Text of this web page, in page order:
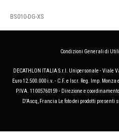
BS010-DG-XS
Condizioni Generali di
DECATHLON ITALIA S.r.l. Unipersonale - Viale
Euro 12.500.000 i.v. - C.F. e Iscr. Reg. Imp.
P.IVA. 11005760159 - Direzione e
D'Ascq, Francia Le foto dei prodotti